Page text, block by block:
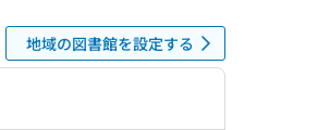
地域の図書館を設定する